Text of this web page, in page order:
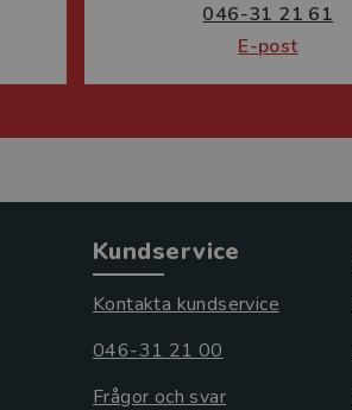
046-31 21 61
E-post
Kundservice
Kontakta kundservice
046-31 21 00
Frågor och svar